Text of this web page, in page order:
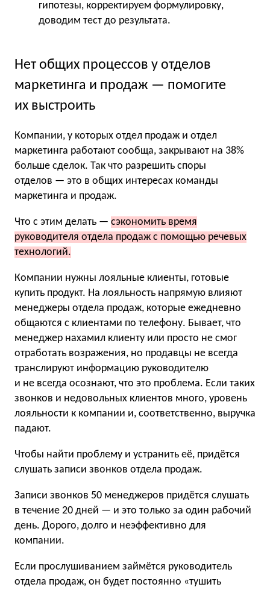
гипотезы, корректируем формулировку,
доводим тест до результата.
Нет общих процессов у отделов
маркетинга и продаж — помогите
их выстроить
Компании, у которых отдел продаж и отдел
маркетинга работают сообща, закрывают на 38%
больше сделок. Так что разрешить споры
отделов — это в общих интересах команды
маркетинга и продаж.
Что с этим делать — сэкономить время
руководителя отдела продаж с помощью речевых
технологий.
Компании нужны лояльные клиенты, готовые
купить продукт. На лояльность напрямую влияют
менеджеры отдела продаж, которые ежедневно
общаются с клиентами по телефону. Бывает, что
менеджер нахамил клиенту или просто не смог
отработать возражения, но продавцы не всегда
транслируют информацию руководителю
и не всегда осознают, что это проблема. Если таких
звонков и недовольных клиентов много, уровень
лояльности к компании и, соответственно, выручка
падают.
Чтобы найти проблему и устранить её, придётся
слушать записи звонков отдела продаж.
Записи звонков 50 менеджеров придётся слушать
в течение 20 дней — и это только за один рабочий
день. Дорого, долго и неэффективно для
компании.
Если прослушиванием займётся руководитель
отдела продаж, он будет постоянно «тушить